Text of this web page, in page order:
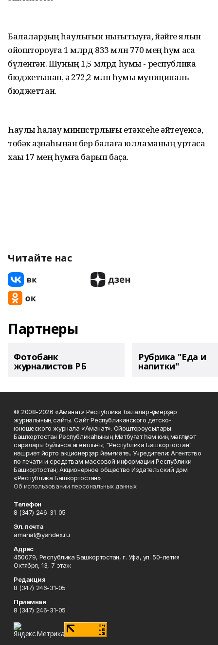
Балаларҙың һаулығын нығытыуға, йәйге ялын
ойоштороуға 1 млрд 833 млн 770 мең һум аҡса
бүленгән. Шуның 1,5 млрд һумы - республика
бюджетынан, ә 272,2 млн һумы муниципаль
бюджеттан.
Һаулыҡ һаҡлау министрлығы етәксеһе әйтеүенсә,
төбәк ҡаҙнаһынан бер балаға юлламаның уртаса
хаҡы 17 мең һумға барып баҫа.
Читайте нас
Партнеры
Фотобанк
журналистов РБ
Рубрика "Еда и
напитки"
© 2008-2026 «Аманат» Республика балалар-үҫмерҙәр
журналының сайты. Сайт Республиканского детско-
юношеского журнала «Аманат». Ойоштороусылары:
Башҡортостан Республикаһының Матбуғат һәм киң мәғлүмәт
саралары буйынса агентлығы; "Республика Башкортостан"
нәшриәт йорто акционерҙар йәмғиәте.. Учредители: Агентство
по печати и средствам массовой информации Республики
Башкортостан; Акционерное общество Издательский дом
«Республика Башкортостан».
Об использовании персональных данных
Телефон
8 (347) 246-31-05
Эл. почта
amanat@yandex.ru
Адрес
450079, Республика Башкортостан, г. Уфа, ул. 50-летия
Октября, 13, 7 этаж
Редакция
8 (347) 246-31-05
Приемная
8 (347) 246-31-05